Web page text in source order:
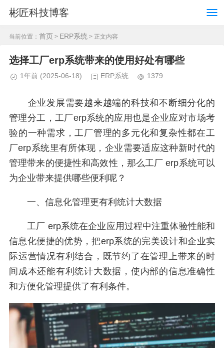
彬匠科技博客
当前位置： 首页 > ERP系统 > 正文内容
选择工厂erp系统带来的使用好处有哪些
1年前 (2025-06-18) ERP系统 1379
企业发展需要越来越端的科技和不断细分化的
管理分工，工厂erp系统的应用也是企业应对市场考
验的一种需求，工厂管理的多元化和复杂性都在工
厂erp系统里有所体现，企业需要适应这种新时代的
管理带来的便捷性和高效性，那么工厂 erp系统可以
为企业带来提供哪些便利呢？
一、信息化管理更有利统计大数据
工厂 erp系统在企业应用过程中注重体验性能和
信息化便捷的优势，把erp系统的完美设计和企业实
际运营情况有利结合，既节约了在管理上带来的时
间成本还能有利统计大数据，使内部的信息准确性
和方便化管理提供了有利条件。